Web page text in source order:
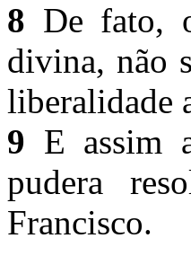
8 De fato,
divina, não
liberalidade
9 E assim
pudera
Francisco.